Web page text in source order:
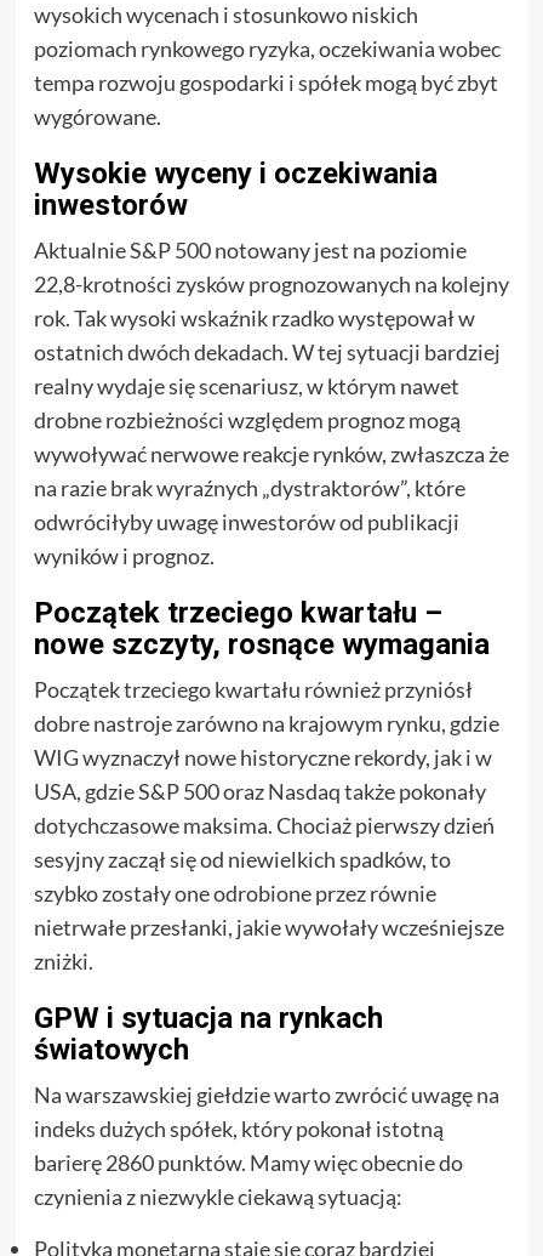
wysokich wycenach i stosunkowo niskich
poziomach rynkowego ryzyka, oczekiwania wobec
tempa rozwoju gospodarki i spółek mogą być zbyt
wygórowane.
Wysokie wyceny i oczekiwania
inwestorów
Aktualnie S&P 500 notowany jest na poziomie
22,8-krotności zysków prognozowanych na kolejny
rok. Tak wysoki wskaźnik rzadko występował w
ostatnich dwóch dekadach. W tej sytuacji bardziej
realny wydaje się scenariusz, w którym nawet
drobne rozbieżności względem prognoz mogą
wywoływać nerwowe reakcje rynków, zwłaszcza że
na razie brak wyraźnych „dystraktorów”, które
odwróciłyby uwagę inwestorów od publikacji
wyników i prognoz.
Początek trzeciego kwartału –
nowe szczyty, rosnące wymagania
Początek trzeciego kwartału również przyniósł
dobre nastroje zarówno na krajowym rynku, gdzie
WIG wyznaczył nowe historyczne rekordy, jak i w
USA, gdzie S&P 500 oraz Nasdaq także pokonały
dotychczasowe maksima. Chociaż pierwszy dzień
sesyjny zaczął się od niewielkich spadków, to
szybko zostały one odrobione przez równie
nietrwałe przesłanki, jakie wywołały wcześniejsze
zniżki.
GPW i sytuacja na rynkach
światowych
Na warszawskiej giełdzie warto zwrócić uwagę na
indeks dużych spółek, który pokonał istotną
barierę 2860 punktów. Mamy więc obecnie do
czynienia z niezwykle ciekawą sytuacją:
Polityka monetarna staje się coraz bardziej